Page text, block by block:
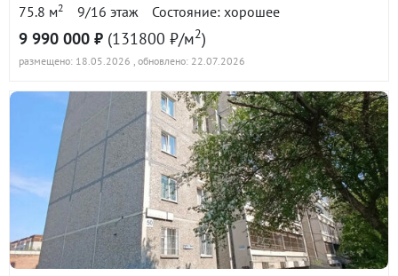
75.8 м2 9/16 этаж Состояние: хорошее
9 990 000 ₽ (131800 ₽/м2)
размещено: 18.05.2026 , обновлено: 22.07.2026